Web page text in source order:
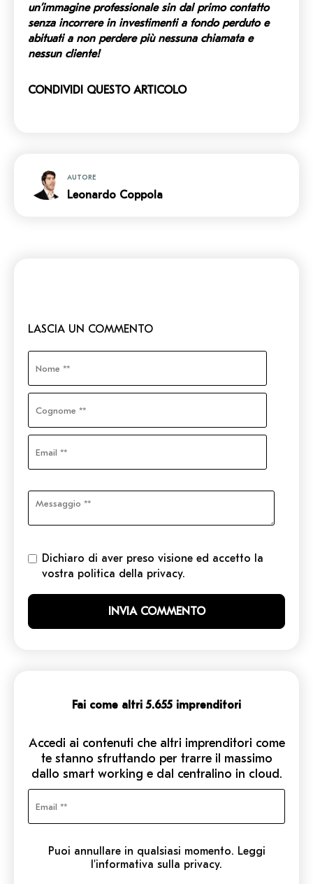
un’immagine professionale sin dal primo contatto
senza incorrere in investimenti a fondo perduto e
abituati a non perdere più nessuna chiamata e
nessun cliente!
CONDIVIDI QUESTO ARTICOLO
AUTORE
Leonardo Coppola
LASCIA UN COMMENTO
Dichiaro di aver preso visione ed accetto la
vostra politica della privacy.
Fai come altri 5.655 imprenditori
Accedi ai contenuti che altri imprenditori come
te stanno sfruttando per trarre il massimo
dallo smart working e dal centralino in cloud.
Puoi annullare in qualsiasi momento. Leggi
l'informativa sulla privacy.